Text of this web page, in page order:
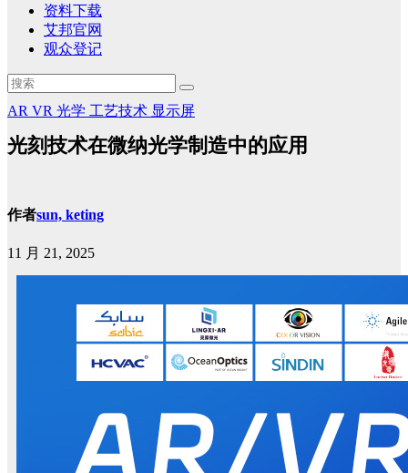
资料下载
艾邦官网
观众登记
AR VR 光学 工艺技术 显示屏
光刻技术在微纳光学制造中的应用
作者sun, keting
11 月 21, 2025